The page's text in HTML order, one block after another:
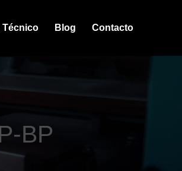
Técnico Blog Contacto
BP